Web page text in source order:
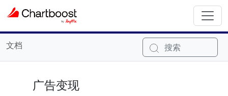
文档 搜索
广告变现